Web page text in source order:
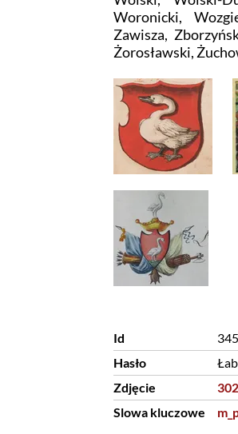
Woronicki,
Zawisza,
Żorosławski,
Id
Hasło
Zdjęcie
Slowa kluczowe